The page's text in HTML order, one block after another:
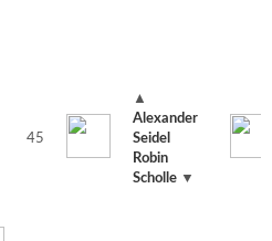
45
▲
Alexander
Seidel
Robin
Scholle ▼